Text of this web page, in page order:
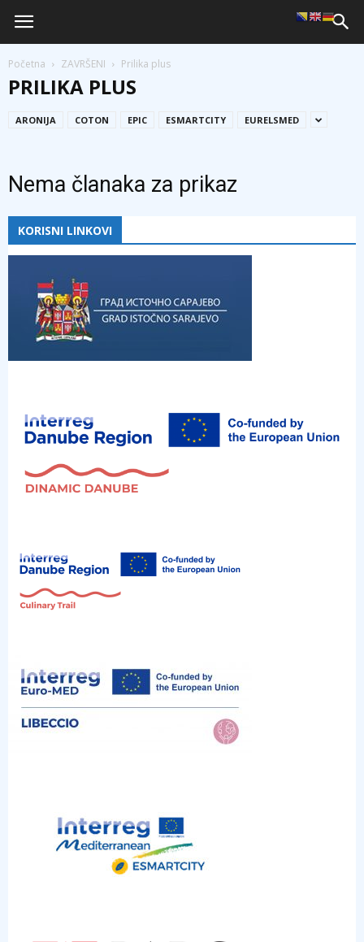
Početna ZAVRŠENI Prilika plus
PRILIKA PLUS
ARONIJA COTON EPIC ESMARTCITY EURELSMED
Nema članaka za prikaz
KORISNI LINKOVI